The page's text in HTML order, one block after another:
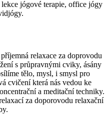
jógové terapie, office jógy
relaxace za doprovodu
s průpravnými cviky, ásány
tělo, mysl, i smysl pro
cvičení která nás vedou ke
a meditační techniky.
za doporovodu relaxační